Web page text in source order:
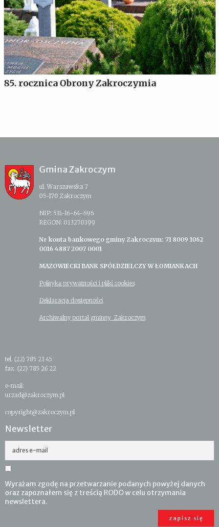
85. rocznica Obrony Zakroczymia
Gmina Zakroczym
ul. Warszawska 7
05-170 Zakroczym
NIP: 531-16-64-696
REGON: 013270399
Nr konta bankowego gminy Zakroczym: 71 8009 1062
0016 4887 2007 0001
MAZOWIECKI BANK SPÓŁDZIELCZY W ŁOMIANKACH
Polityka prywatności i pliki cookies
Deklaracja dostępności
Archiwalny portal gminny Zakroczym
tel. (22) 785 21 45
fax. (22) 785 26 22
e-mail:
urzad@zakroczym.pl
copyright@zakroczym.pl
Newsletter
adres e-mail
Wyrażam zgodę na przetwarzanie podanych powyżej danych
oraz zapoznałem się z treścią RODO w celu otrzymania
newslettera.